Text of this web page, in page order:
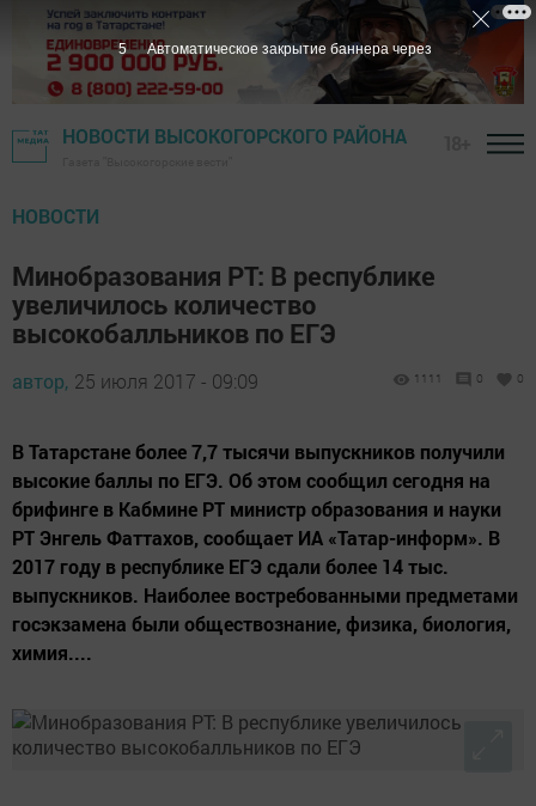
НОВОСТИ ВЫСОКОГОРСКОГО РАЙОНА
НОВОСТИ
Минобразования РТ: В республике
увеличилось количество
высокобалльников по ЕГЭ
автор, 25 июля 2017 - 09:09 1111 0 0
В Татарстане более 7,7 тысячи выпускников получили
высокие баллы по ЕГЭ. Об этом сообщил сегодня на
брифинге в Кабмине РТ министр образования и науки
РТ Энгель Фаттахов, сообщает ИА «Татар-информ». В
2017 году в республике ЕГЭ сдали более 14 тыс.
выпускников. Наиболее востребованными предметами
госэкзамена были обществознание, физика, биология,
химия....
4 Автоматическое закрытие баннера через